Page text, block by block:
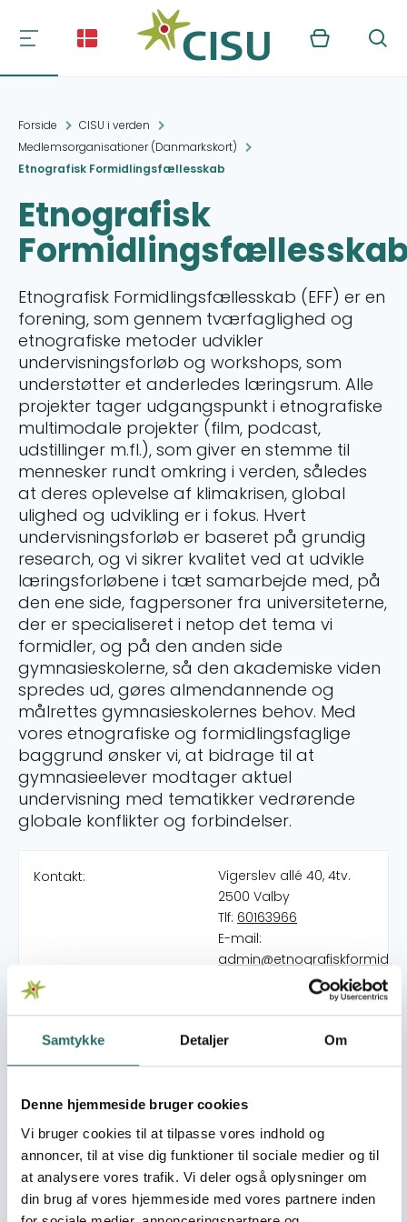
Samtykke Detaljer Om
Denne hjemmeside bruger cookies
Vi bruger cookies til at tilpasse vores indhold og
annoncer, til at vise dig funktioner til sociale medier og til
at analysere vores trafik. Vi deler også oplysninger om
din brug af vores hjemmeside med vores partnere inden
Kurv Søg
Forside
CISU i verden
Medlemsorganisationer (Danmarkskort)
Etnografisk Formidlingsfællesskab
Etnografisk
Etnografisk Formidlingsfællesskab (EFF) er en
forening, som gennem tværfaglighed og
etnografiske metoder udvikler
undervisningsforløb og workshops, som
understøtter et anderledes læringsrum. Alle
projekter tager udgangspunkt i etnografiske
multimodale projekter (film, podcast,
udstillinger m.fl.), som giver en stemme til
mennesker rundt omkring i verden, således
at deres oplevelse af klimakrisen, global
ulighed og udvikling er i fokus. Hvert
undervisningsforløb er baseret på grundig
research, og vi sikrer kvalitet ved at udvikle
læringsforløbene i tæt samarbejde med, på
den ene side, fagpersoner fra universiteterne,
der er specialiseret i netop det tema vi
formidler, og på den anden side
gymnasieskolerne, så den akademiske viden
spredes ud, gøres almendannende og
målrettes gymnasieskolernes behov. Med
vores etnografiske og formidlingsfaglige
baggrund ønsker vi, at bidrage til at
gymnasieelever modtager aktuel
undervisning med tematikker vedrørende
globale konflikter og forbindelser.
Kontakt:
Vigerslev allé 40, 4tv.
2500 Valby
Tlf: 60163966
E-mail:
http://
Indsatser foregår i:
Great Britain
Morocco
Palestine
Bevillinger:
Konflikten om